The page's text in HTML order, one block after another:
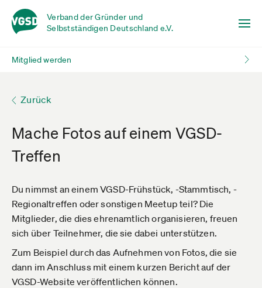
Verband der Gründer und
Selbstständigen Deutschland e.V.
Mitglied werden
Zurück
Mache Fotos auf einem VGSD-
Treffen
Du nimmst an einem VGSD-Frühstück, -Stammtisch, -
Regionaltreffen oder sonstigen Meetup teil? Die
Mitglieder, die dies ehrenamtlich organisieren, freuen
sich über Teilnehmer, die sie dabei unterstützen.
Zum Beispiel durch das Aufnehmen von Fotos, die sie
dann im Anschluss mit einem kurzen Bericht auf der
VGSD-Website veröffentlichen können.